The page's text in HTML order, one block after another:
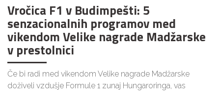
Vročica F1 v Budimpešti: 5
senzacionalnih programov med
vikendom Velike nagrade Madžarske
v prestolnici
Če bi radi med vikendom Velike nagrade Madžarske
doživeli vzdušje Formule 1 zunaj Hungaroringa, vas